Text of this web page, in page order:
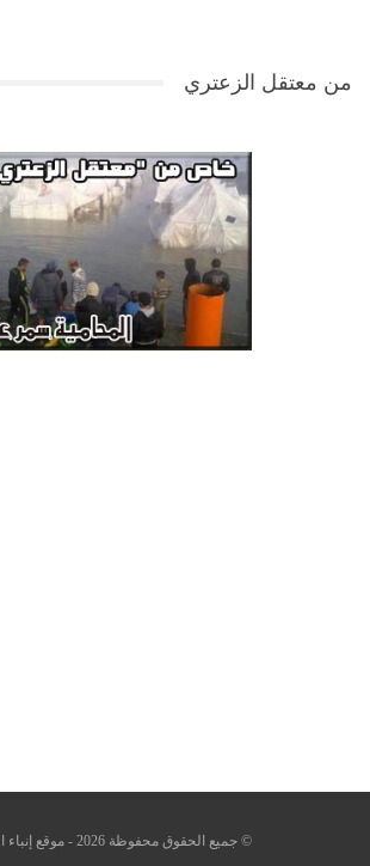
من معتقل الزعتري
© جميع الحقوق محفوظة 2026 - موقع إنباء الإخباري.